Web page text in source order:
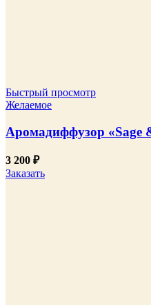
Быстрый просмотр
Желаемое
Аромадиффузор «Sage
3 200 ₽
Заказать